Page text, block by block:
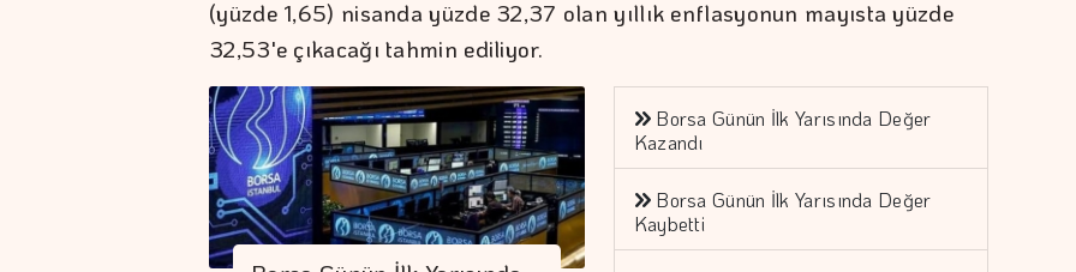
(yüzde 1,65) nisanda yüzde 32,37 olan yıllık enflasyonun mayısta yüzde
32,53'e çıkacağı tahmin ediliyor.
Borsa Günün İlk Yarısında Değer
Kazandı
Borsa Günün İlk Yarısında Değer
Kaybetti